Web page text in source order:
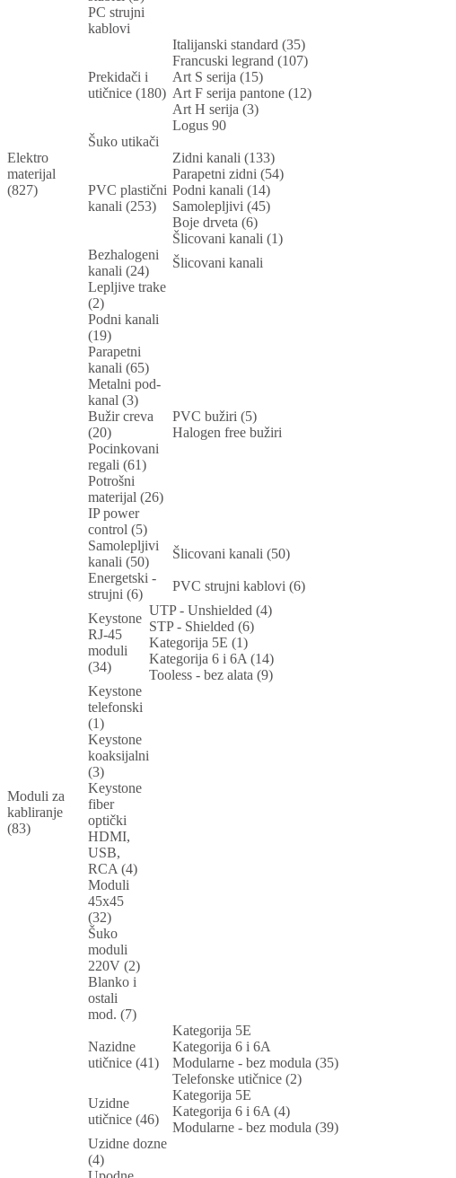
Elektro
materijal
(827)
PC strujni
kablovi
Prekidači i
utičnice (180)
Italijanski standard (35)
Francuski legrand (107)
Art S serija (15)
Art F serija pantone (12)
Art H serija (3)
Logus 90
Šuko utikači
PVC plastični
kanali (253)
Zidni kanali (133)
Parapetni zidni (54)
Podni kanali (14)
Samolepljivi (45)
Boje drveta (6)
Šlicovani kanali (1)
Bezhalogeni
kanali (24)
Šlicovani kanali
Lepljive trake
(2)
Podni kanali
(19)
Parapetni
kanali (65)
Metalni pod-
kanal (3)
Bužir creva
(20)
PVC bužiri (5)
Halogen free bužiri
Pocinkovani
regali (61)
Potrošni
materijal (26)
IP power
control (5)
Samolepljivi
kanali (50)
Šlicovani kanali (50)
Energetski -
strujni (6)
PVC strujni kablovi (6)
Moduli za
kabliranje
(83)
Keystone
RJ-45
moduli
(34)
UTP - Unshielded (4)
STP - Shielded (6)
Kategorija 5E (1)
Kategorija 6 i 6A (14)
Tooless - bez alata (9)
Keystone
telefonski
(1)
Keystone
koaksijalni
(3)
Keystone
fiber
optički
HDMI,
USB,
RCA (4)
Moduli
45x45
(32)
Šuko
moduli
220V (2)
Blanko i
ostali
mod. (7)
Nazidne
utičnice (41)
Kategorija 5E
Kategorija 6 i 6A
Modularne - bez modula (35)
Telefonske utičnice (2)
Uzidne
utičnice (46)
Kategorija 5E
Kategorija 6 i 6A (4)
Modularne - bez modula (39)
Uzidne dozne
(4)